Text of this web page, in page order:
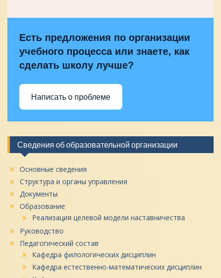
Есть предложения по организации
учебного процесса или знаете, как
сделать школу лучше?
Написать о проблеме
Сведения об образовательной организации
Основные сведения
Структура и органы управления
Документы
Образование
Реализация целевой модели наставничества
Руководство
Педагогический состав
Кафедра филологических дисциплин
Кафедра естественно-математических дисциплин